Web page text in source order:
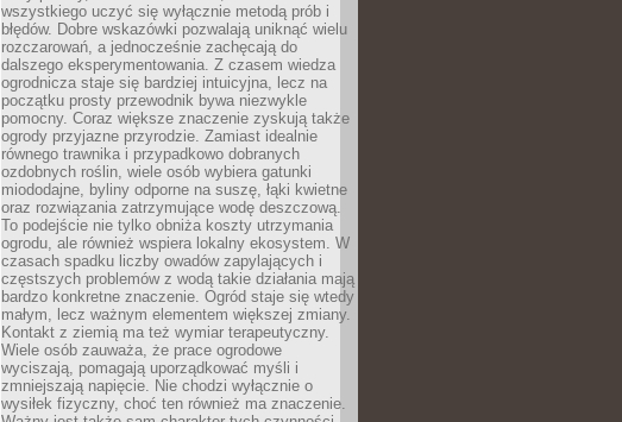
wszystkiego uczyć się wyłącznie metodą prób i
błędów. Dobre wskazówki pozwalają uniknąć wielu
rozczarowań, a jednocześnie zachęcają do
dalszego eksperymentowania. Z czasem wiedza
ogrodnicza staje się bardziej intuicyjna, lecz na
początku prosty przewodnik bywa niezwykle
pomocny. Coraz większe znaczenie zyskują także
ogrody przyjazne przyrodzie. Zamiast idealnie
równego trawnika i przypadkowo dobranych
ozdobnych roślin, wiele osób wybiera gatunki
miododajne, byliny odporne na suszę, łąki kwietne
oraz rozwiązania zatrzymujące wodę deszczową.
To podejście nie tylko obniża koszty utrzymania
ogrodu, ale również wspiera lokalny ekosystem. W
czasach spadku liczby owadów zapylających i
częstszych problemów z wodą takie działania mają
bardzo konkretne znaczenie. Ogród staje się wtedy
małym, lecz ważnym elementem większej zmiany.
Kontakt z ziemią ma też wymiar terapeutyczny.
Wiele osób zauważa, że prace ogrodowe
wyciszają, pomagają uporządkować myśli i
zmniejszają napięcie. Nie chodzi wyłącznie o
wysiłek fizyczny, choć ten również ma znaczenie.